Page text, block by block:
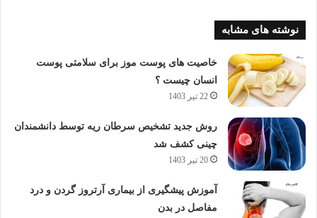
نوشته های مشابه
خاصیت های پوست موز برای سلامتی پوست
انسان چیست ؟
22 تیر 1403
روش جدید تشخیص سرطان ریه توسط دانشمندان
چینی کشف شد
20 تیر 1403
آموزش پیشگیری از بیماری آرتروز گردن و درد
مفاصل در بدن